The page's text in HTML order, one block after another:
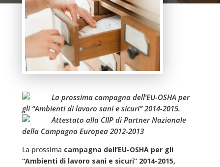
La prossima campagna dell’EU-OSHA per
gli “Ambienti di lavoro sani e sicuri” 2014-2015.
Attestato alla CIIP di Partner Nazionale
della Campagna Europea 2012-2013
La prossima campagna dell’EU-OSHA per gli
“Ambienti di lavoro sani e sicuri” 2014-2015,